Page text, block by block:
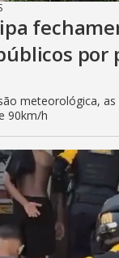
por
meteorológica,
90km/h